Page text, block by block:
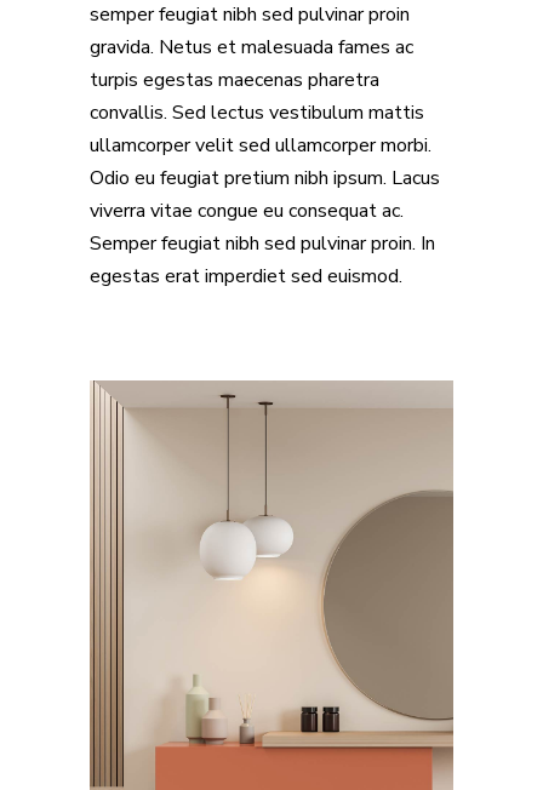
semper feugiat nibh sed pulvinar proin
gravida. Netus et malesuada fames ac
turpis egestas maecenas pharetra
convallis. Sed lectus vestibulum mattis
ullamcorper velit sed ullamcorper morbi.
Odio eu feugiat pretium nibh ipsum. Lacus
viverra vitae congue eu consequat ac.
Semper feugiat nibh sed pulvinar proin. In
egestas erat imperdiet sed euismod.